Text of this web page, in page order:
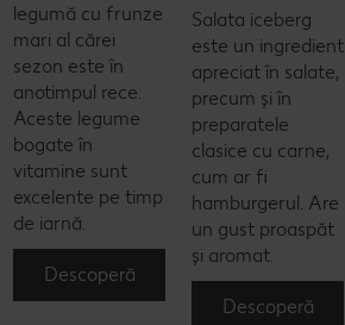
legumă cu frunze
mari al cărei
sezon este în
anotimpul rece.
Aceste legume
bogate în
vitamine sunt
excelente pe timp
de iarnă.
Descoperă
Salata iceberg
este un ingredient
apreciat în salate,
precum și în
preparatele
clasice cu carne,
cum ar fi
hamburgerul. Are
un gust proaspăt
și aromat.
Descoperă